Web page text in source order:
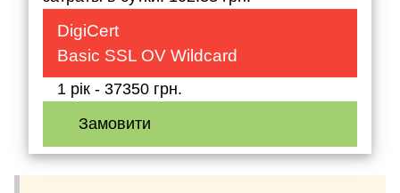
DigiCert
Basic SSL OV Wildcard
1 рік - 37350 грн.
Замовити